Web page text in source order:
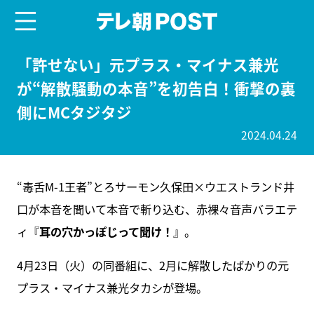
「許せない」元プラス・マイナス兼光
が“解散騒動の本音”を初告白！衝撃の裏
側にMCタジタジ
2024.04.24
“毒舌M-1王者”とろサーモン久保田×ウエストランド井
口が本音を聞いて本音で斬り込む、赤裸々音声バラエテ
ィ『耳の穴かっぽじって聞け！ 』。
4月23日（火）の同番組に、2月に解散したばかりの元
プラス・マイナス兼光タカシが登場。